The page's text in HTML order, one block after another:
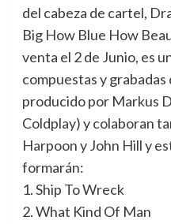
del cabeza de cartel,
Big How Blue How
venta el 2 de Junio, es
compuestas y
producido por Markus
Coldplay) y colaboran
Harpoon y John Hill y
formarán:
1. Ship To Wreck
2. What Kind Of Man